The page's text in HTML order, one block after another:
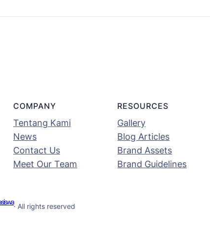
COMPANY
Tentang Kami
News
Contact Us
Meet Our Team
RESOURCES
Gallery
Blog Articles
Brand Assets
Brand Guidelines
· All rights reserved